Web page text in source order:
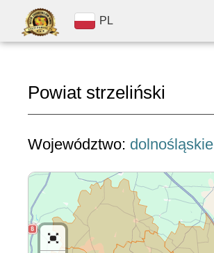
PL
Powiat strzeliński
Województwo: dolnośląskie